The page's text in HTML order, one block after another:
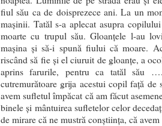
fiul său ca de doisprezece ani. La un
mașinii. Tatăl s-a aplecat asupra
moarte cu trupul său. Gloanțele l-au
mașina și să-i spună fiului că moare.
riscând să fie și el ciuruit de gloanțe, a
aprins farurile, pentru ca tatăl său
cutremurătoare grija acestui copil față
avem sufletul împăcat că am făcut
binele și mântuirea sufletelor celor
de mirare că ne mustră conștiința, că